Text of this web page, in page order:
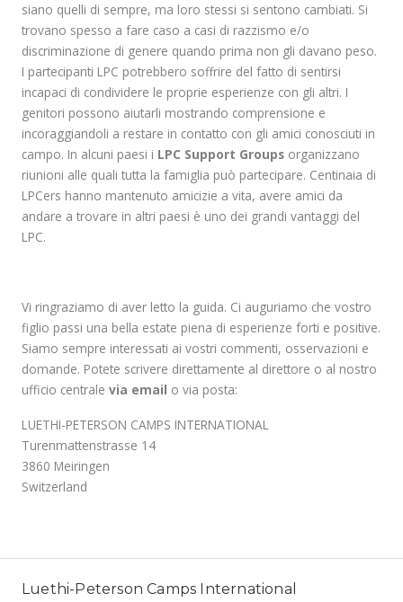
siano quelli di sempre, ma loro stessi si sentono cambiati. Si
trovano spesso a fare caso a casi di razzismo e/o
discriminazione di genere quando prima non gli davano peso.
I partecipanti LPC potrebbero soffrire del fatto di sentirsi
incapaci di condividere le proprie esperienze con gli altri. I
genitori possono aiutarli mostrando comprensione e
incoraggiandoli a restare in contatto con gli amici conosciuti in
campo. In alcuni paesi i LPC Support Groups organizzano
riunioni alle quali tutta la famiglia può partecipare. Centinaia di
LPCers hanno mantenuto amicizie a vita, avere amici da
andare a trovare in altri paesi è uno dei grandi vantaggi del
LPC.
Vi ringraziamo di aver letto la guida. Ci auguriamo che vostro
figlio passi una bella estate piena di esperienze forti e positive.
Siamo sempre interessati ai vostri commenti, osservazioni e
domande. Potete scrivere direttamente al direttore o al nostro
ufficio centrale via email o via posta:
LUETHI-PETERSON CAMPS INTERNATIONAL
Turenmattenstrasse 14
3860 Meiringen
Switzerland
Luethi-Peterson Camps International